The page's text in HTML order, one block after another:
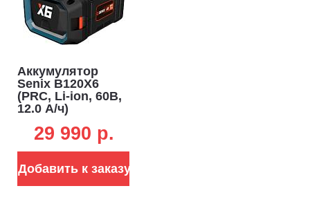
Аккумулятор
Senix B120X6
(PRC, Li-ion, 60В,
12.0 А/ч)
29 990 p.
Добавить к заказу